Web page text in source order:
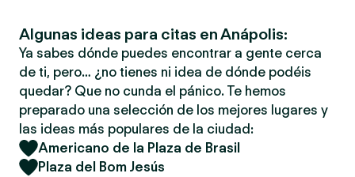
Algunas ideas para citas en Anápolis:
Ya sabes dónde puedes encontrar a gente cerca
de ti, pero… ¿no tienes ni idea de dónde podéis
quedar? Que no cunda el pánico. Te hemos
preparado una selección de los mejores lugares y
las ideas más populares de la ciudad:
Americano de la Plaza de Brasil
Plaza del Bom Jesús